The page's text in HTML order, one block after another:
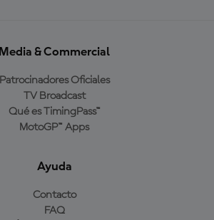
Media & Commercial
Patrocinadores Oficiales
TV Broadcast
Qué es TimingPass™
MotoGP™ Apps
Ayuda
Contacto
FAQ